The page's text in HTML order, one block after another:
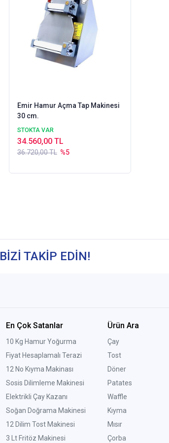
Emir Hamur Açma Tap Makinesi
30 cm.
STOKTA VAR
36.720,00 TL %5
34.560,00 TL
BİZİ TAKİP EDİN!
En Çok Satanlar
10 Kg Hamur Yoğurma
Fiyat Hesaplamalı Terazi
12 No Kıyma Makinası
Sosis Dilimleme Makinesi
Elektrikli Çay Kazanı
Soğan Doğrama Makinesi
12 Dilim Tost Makinesi
3 Lt Fritöz Makinesi
Ürün Ara
Çay
Tost
Döner
Patates
Waffle
Kıyma
Mısır
Çorba